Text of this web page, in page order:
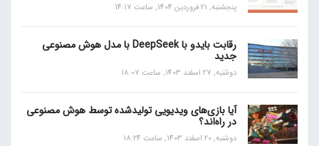
پنجشنبه, 21 فروردین 1404, ساعت 14:17
رقابت بایدو با DeepSeek با مدل هوش مصنوعی
جدید
دوشنبه, 27 اسفند 1403, ساعت 18:07
آیا بازی‌های ویدیویی تولیدشده توسط هوش مصنوعی
در راه‌اند؟
دوشنبه, 20 اسفند 1403, ساعت 18:24